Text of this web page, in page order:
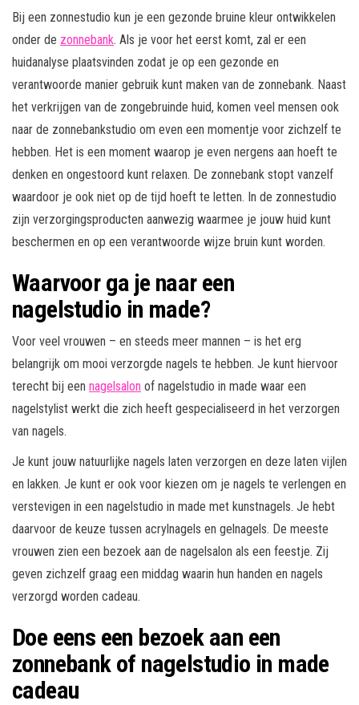
Bij een zonnestudio kun je een gezonde bruine kleur ontwikkelen
onder de zonnebank. Als je voor het eerst komt, zal er een
huidanalyse plaatsvinden zodat je op een gezonde en
verantwoorde manier gebruik kunt maken van de zonnebank. Naast
het verkrijgen van de zongebruinde huid, komen veel mensen ook
naar de zonnebankstudio om even een momentje voor zichzelf te
hebben. Het is een moment waarop je even nergens aan hoeft te
denken en ongestoord kunt relaxen. De zonnebank stopt vanzelf
waardoor je ook niet op de tijd hoeft te letten. In de zonnestudio
zijn verzorgingsproducten aanwezig waarmee je jouw huid kunt
beschermen en op een verantwoorde wijze bruin kunt worden.
Waarvoor ga je naar een
nagelstudio in made?
Voor veel vrouwen – en steeds meer mannen – is het erg
belangrijk om mooi verzorgde nagels te hebben. Je kunt hiervoor
terecht bij een nagelsalon of nagelstudio in made waar een
nagelstylist werkt die zich heeft gespecialiseerd in het verzorgen
van nagels.
Je kunt jouw natuurlijke nagels laten verzorgen en deze laten vijlen
en lakken. Je kunt er ook voor kiezen om je nagels te verlengen en
verstevigen in een nagelstudio in made met kunstnagels. Je hebt
daarvoor de keuze tussen acrylnagels en gelnagels. De meeste
vrouwen zien een bezoek aan de nagelsalon als een feestje. Zij
geven zichzelf graag een middag waarin hun handen en nagels
verzorgd worden cadeau.
Doe eens een bezoek aan een
zonnebank of nagelstudio in made
cadeau